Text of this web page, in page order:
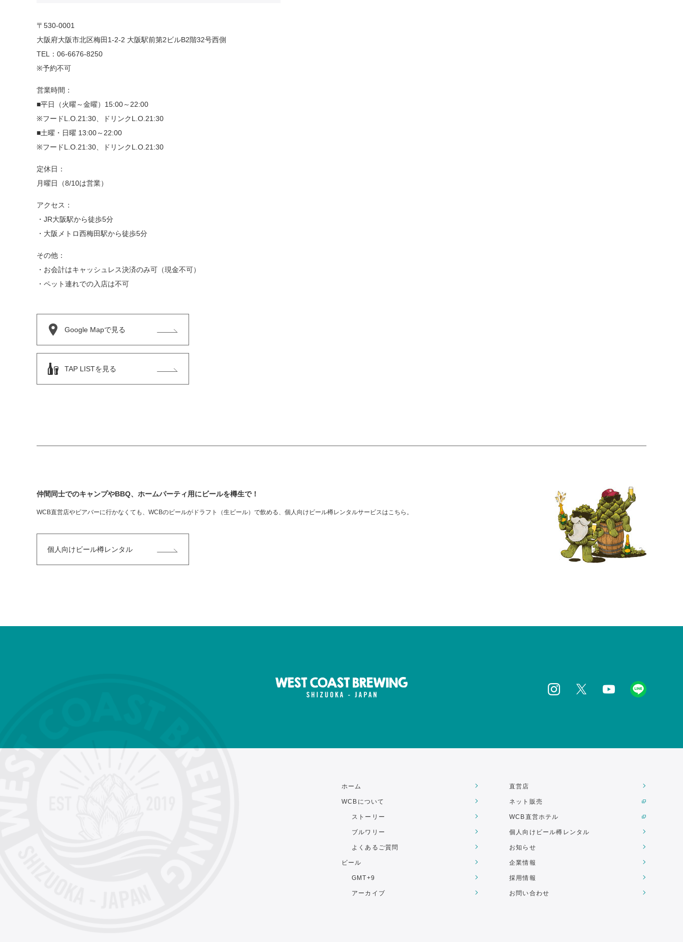
〒530-0001
大阪府大阪市北区梅田1-2-2 大阪駅前第2ビルB2階32号西側
TEL：06-6676-8250
※予約不可
営業時間：
■平日（火曜～金曜）15:00～22:00
※フードL.O.21:30、ドリンクL.O.21:30
■土曜・日曜 13:00～22:00
※フードL.O.21:30、ドリンクL.O.21:30
定休日：
月曜日（8/10は営業）
アクセス：
・JR大阪駅から徒歩5分
・大阪メトロ西梅田駅から徒歩5分
その他：
・お会計はキャッシュレス決済のみ可（現金不可）
・ペット連れでの入店は不可
Google Mapで見る
TAP LISTを見る
仲間同士でのキャンプやBBQ、ホームパーティ用にビールを樽生で！
WCB直営店やビアバーに行かなくても、WCBのビールがドラフト（生ビール）で飲める、個人向けビール樽レンタルサービスはこちら。
個人向けビール樽レンタル
ホーム
WCBについて
ストーリー
ブルワリー
よくあるご質問
ビール
GMT+9
アーカイブ
直営店
ネット販売
WCB直営ホテル
個人向けビール樽レンタル
お知らせ
企業情報
採用情報
お問い合わせ